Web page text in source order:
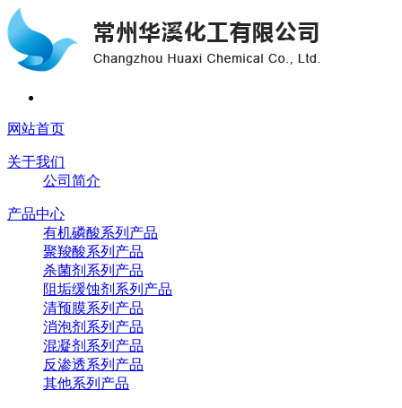
网站首页
关于我们
公司简介
产品中心
有机磷酸系列产品
聚羧酸系列产品
杀菌剂系列产品
阻垢缓蚀剂系列产品
清预膜系列产品
消泡剂系列产品
混凝剂系列产品
反渗透系列产品
其他系列产品